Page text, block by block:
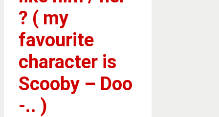
? ( my
favourite
character is
Scooby – Doo
-.. )